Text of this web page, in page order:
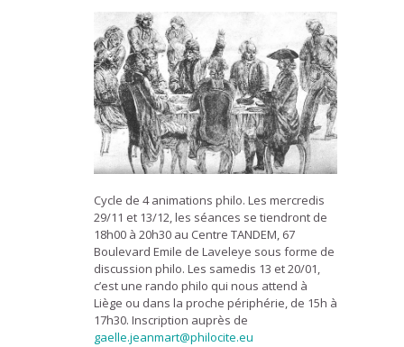
Cycle de 4 animations philo. Les mercredis
29/11 et 13/12, les séances se tiendront de
18h00 à 20h30 au Centre TANDEM, 67
Boulevard Emile de Laveleye sous forme de
discussion philo. Les samedis 13 et 20/01,
c’est une rando philo qui nous attend à
Liège ou dans la proche périphérie, de 15h à
17h30. Inscription auprès de
gaelle.jeanmart@philocite.eu